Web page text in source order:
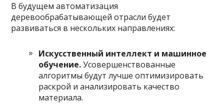
В будущем автоматизация
деревообрабатывающей отрасли будет
развиваться в нескольких направлениях:
Искусственный интеллект и машинное
обучение.Усовершенствованные
алгоритмы будут лучше оптимизировать
раскрой и анализировать качество
материала.